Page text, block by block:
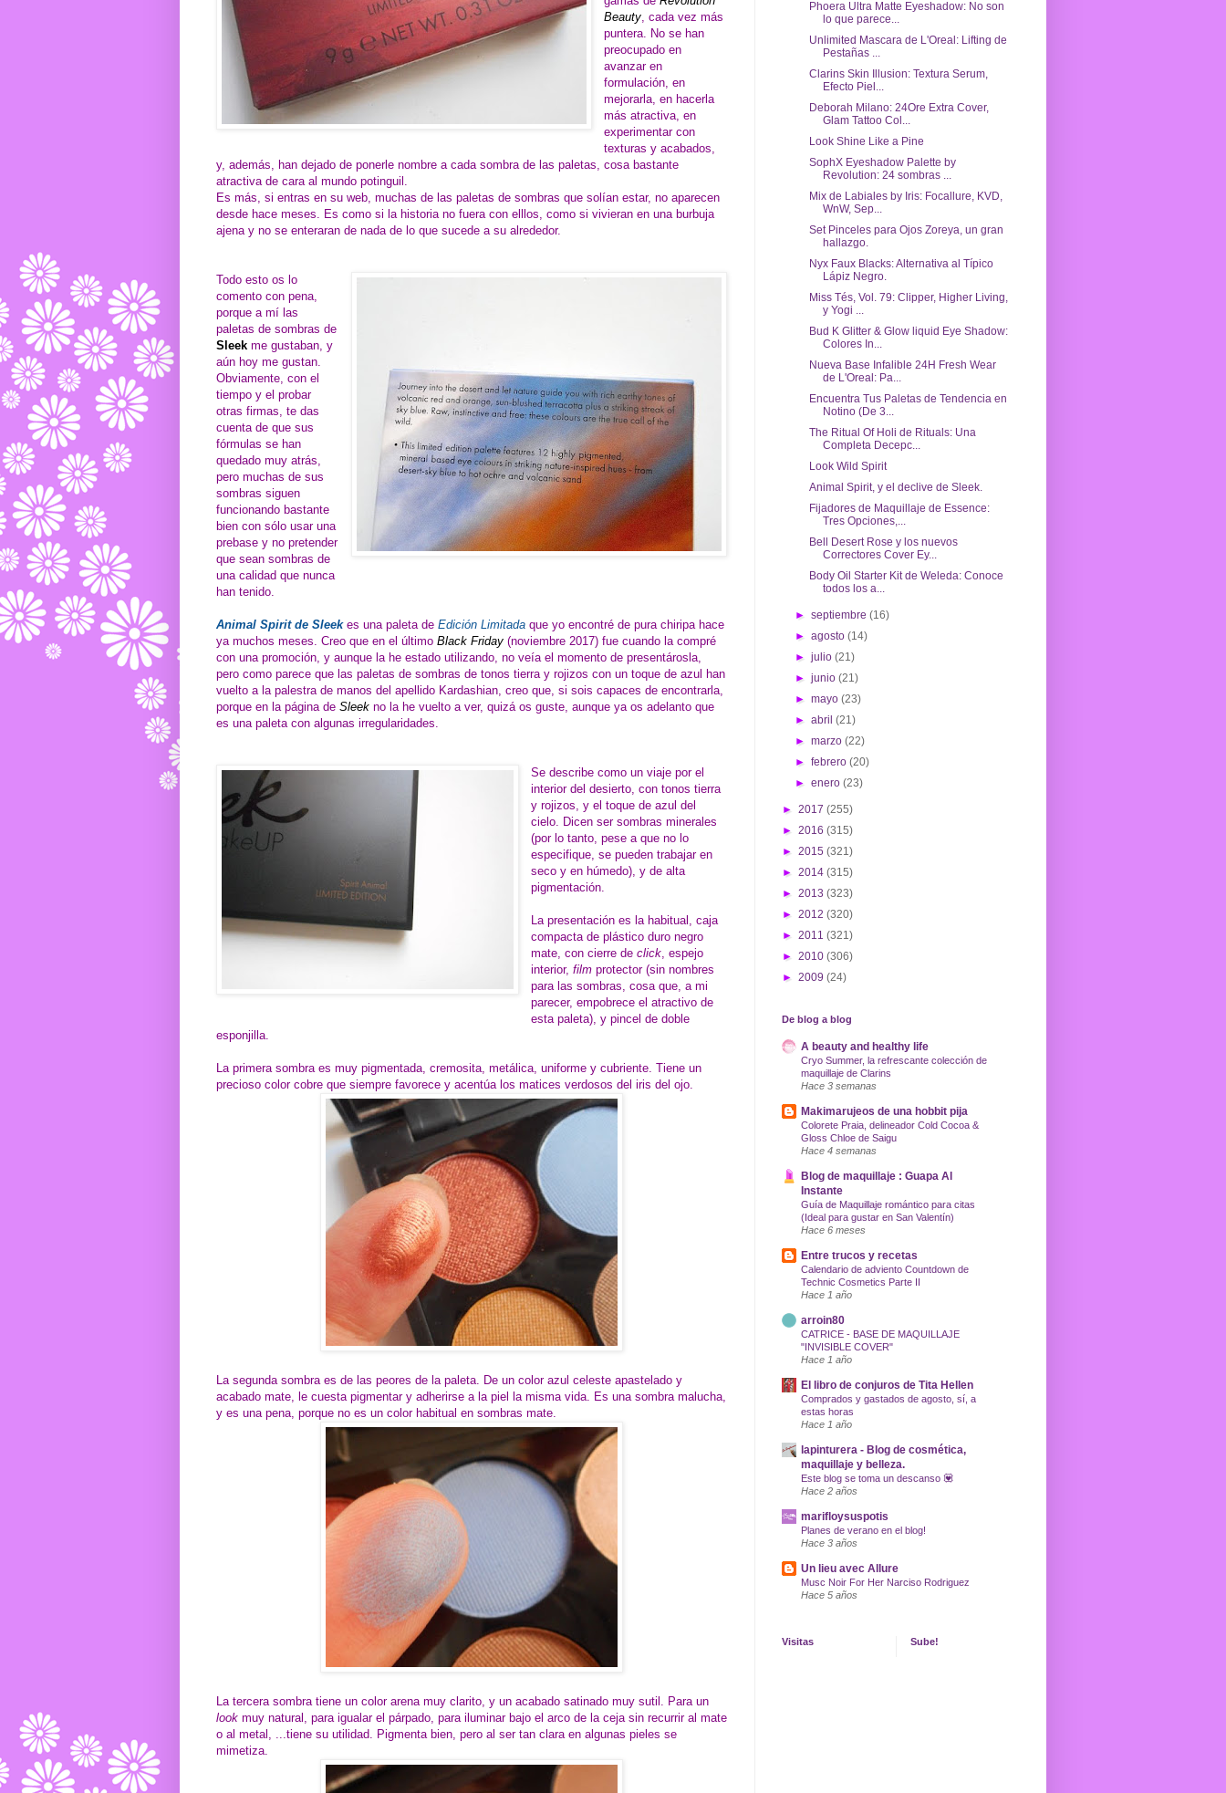
Beauty, cada vez más
puntera. No se han
preocupado en
avanzar en
formulación, en
mejorarla, en hacerla
más atractiva, en
experimentar con
texturas y acabados,
y, además, han dejado de ponerle nombre a cada sombra de las paletas, cosa bastante
atractiva de cara al mundo potinguil.
Es más, si entras en su web, muchas de las paletas de sombras que solían estar, no aparecen
desde hace meses. Es como si la historia no fuera con elllos, como si vivieran en una burbuja
ajena y no se enteraran de nada de lo que sucede a su alrededor.
Todo esto os lo
comento con pena,
porque a mí las
paletas de sombras de
Sleek me gustaban, y
aún hoy me gustan.
Obviamente, con el
tiempo y el probar
otras firmas, te das
cuenta de que sus
fórmulas se han
quedado muy atrás,
pero muchas de sus
sombras siguen
funcionando bastante
bien con sólo usar una
prebase y no pretender
que sean sombras de
una calidad que nunca
han tenido.
Animal Spirit de Sleekes una paleta de Edición Limitada que yo encontré de pura chiripa hace
ya muchos meses. Creo que en el último Black Friday (noviembre 2017) fue cuando la compré
con una promoción, y aunque la he estado utilizando, no veía el momento de presentárosla,
pero como parece que las paletas de sombras de tonos tierra y rojizos con un toque de azul han
vuelto a la palestra de manos del apellido Kardashian, creo que, si sois capaces de encontrarla,
porque en la página de Sleek no la he vuelto a ver, quizá os guste, aunque ya os adelanto que
es una paleta con algunas irregularidades.
Se describe como un viaje por el
interior del desierto, con tonos tierra
y rojizos, y el toque de azul del
cielo. Dicen ser sombras minerales
(por lo tanto, pese a que no lo
especifique, se pueden trabajar en
seco y en húmedo), y de alta
pigmentación.
La presentación es la habitual, caja
compacta de plástico duro negro
mate, con cierre de click, espejo
interior,film protector (sin nombres
para las sombras, cosa que, a mi
parecer, empobrece el atractivo de
esta paleta), y pincel de doble
esponjilla.
La primera sombra es muy pigmentada, cremosita, metálica, uniforme y cubriente. Tiene un
precioso color cobre que siempre favorece y acentúa los matices verdosos del iris del ojo.
La segunda sombra es de las peores de la paleta. De un color azul celeste apastelado y
acabado mate, le cuesta pigmentar y adherirse a la piel la misma vida. Es una sombra malucha,
y es una pena, porque no es un color habitual en sombras mate.
La tercera sombra tiene un color arena muy clarito, y un acabado satinado muy sutil. Para un
look muy natural, para igualar el párpado, para iluminar bajo el arco de la ceja sin recurrir al mate
o al metal, ...tiene su utilidad. Pigmenta bien, pero al ser tan clara en algunas pieles se
mimetiza.
Phoera Ultra Matte Eyeshadow: No son
lo que parece...
Unlimited Mascara de L'Oreal: Lifting de
Pestañas ...
Clarins Skin Illusion: Textura Serum,
Efecto Piel...
Deborah Milano: 24Ore Extra Cover,
Glam Tattoo Col...
Look Shine Like a Pine
SophX Eyeshadow Palette by
Revolution: 24 sombras ...
Mix de Labiales by Iris: Focallure, KVD,
WnW, Sep...
Set Pinceles para Ojos Zoreya, un gran
hallazgo.
Nyx Faux Blacks: Alternativa al Típico
Lápiz Negro.
Miss Tés, Vol. 79: Clipper, Higher Living,
y Yogi ...
Bud K Glitter & Glow liquid Eye Shadow:
Colores In...
Nueva Base Infalible 24H Fresh Wear
de L'Oreal: Pa...
Encuentra Tus Paletas de Tendencia en
Notino (De 3...
The Ritual Of Holi de Rituals: Una
Completa Decepc...
Look Wild Spirit
Animal Spirit, y el declive de Sleek.
Fijadores de Maquillaje de Essence:
Tres Opciones,...
Bell Desert Rose y los nuevos
Correctores Cover Ey...
Body Oil Starter Kit de Weleda: Conoce
todos los a...
►septiembre(16)
►agosto(14)
►julio(21)
►junio(21)
►mayo(23)
►abril(21)
►marzo(22)
►febrero(20)
►enero(23)
► 2017 (255)
► 2016 (315)
► 2015 (321)
► 2014 (315)
► 2013 (323)
► 2012 (320)
► 2011 (321)
► 2010 (306)
► 2009 (24)
De blog a blog
A beauty and healthy life
Cryo Summer, la refrescante colección de
maquillaje de Clarins
Hace 3 semanas
Makimarujeos de una hobbit pija
Colorete Praia, delineador Cold Cocoa &
Gloss Chloe de Saigu
Hace 4 semanas
Blog de maquillaje : Guapa Al
Instante
Guía de Maquillaje romántico para citas
(Ideal para gustar en San Valentín)
Hace 6 meses
Entre trucos y recetas
Calendario de adviento Countdown de
Technic Cosmetics Parte II
Hace 1 año
arroin80
CATRICE - BASE DE MAQUILLAJE
"INVISIBLE COVER"
Hace 1 año
El libro de conjuros de Tita Hellen
Comprados y gastados de agosto, sí, a
estas horas
Hace 1 año
lapinturera - Blog de cosmética,
maquillaje y belleza.
Este blog se toma un descanso 💟
Hace 2 años
marifloysuspotis
Planes de verano en el blog!
Hace 3 años
Un lieu avec Allure
Musc Noir For Her Narciso Rodriguez
Hace 5 años
Visitas Sube!